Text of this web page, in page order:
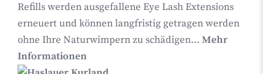
Refills werden ausgefallene Eye Lash Extensions
erneuert und können langfristig getragen werden
ohne Ihre Naturwimpern zu schädigen... Mehr
Informationen